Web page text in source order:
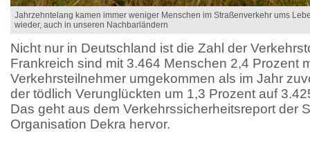
Jahrzehntelang kamen immer weniger Menschen im Straßenverkehr ums
wieder, auch in unseren Nachbarländern
Nicht nur in Deutschland ist die Zahl der
Frankreich sind mit 3.464 Menschen 2,4 Prozent
Verkehrsteilnehmer umgekommen als im Jahr
der tödlich Verunglückten um 1,3 Prozent auf
Das geht aus dem Verkehrssicherheitsreport der
Organisation Dekra hervor.